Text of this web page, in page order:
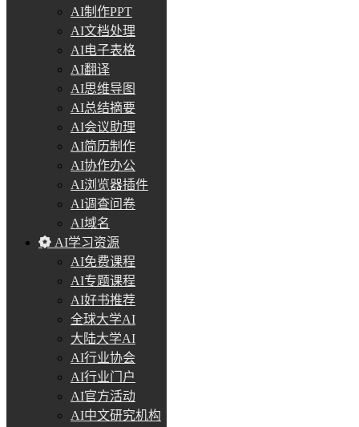
AI制作PPT
AI文档处理
AI电子表格
AI翻译
AI思维导图
AI总结摘要
AI会议助理
AI简历制作
AI协作办公
AI浏览器插件
AI调查问卷
AI域名
AI学习资源
AI免费课程
AI专题课程
AI好书推荐
全球大学AI
大陆大学AI
AI行业协会
AI行业门户
AI官方活动
AI中文研究机构